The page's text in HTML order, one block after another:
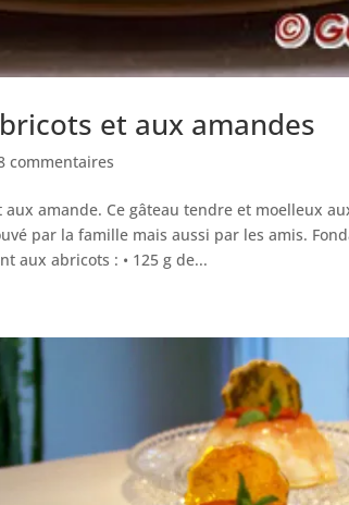
et aux amandes
commentaires
amande. Ce gâteau tendre et moelleux
par la famille mais aussi par les amis.
aux abricots : • 125 g de...